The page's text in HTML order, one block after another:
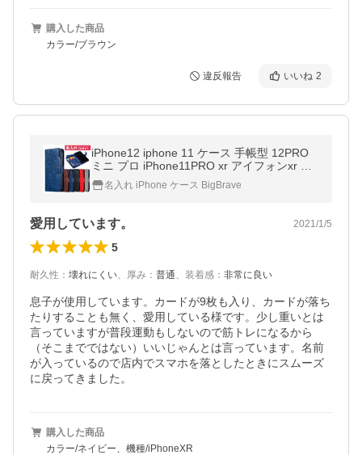
購入した商品
カラー/ブラウン
違反報告 いいね 2
iPhone12 iphone 11 ケース 手帳型 12PRO
ミニ プロ iPhone11PRO xr アイフォンxr ア
イフォンテンアール アイフォンケース iphon
eイレブン iphonexi 197
名入れ iPhone ケース BigBrave
愛用しています。 2021/1/5
5
耐久性 ： 壊れにくい、 厚み ： 普通、 装着感 ： 非常に良い
息子が使用しています。カードが9枚も入り、カードが落ち
たりすることも無く、愛用している様です。少し重いとは
言っていますが普段運動もしないので筋トレになるから
（そこまでではない）いいじゃんとは言っています。名前
が入っているので店内でスマホを落としたときにスムーズ
に戻ってきました。
購入した商品
カラー/ネイビー、機種/iPhoneXR